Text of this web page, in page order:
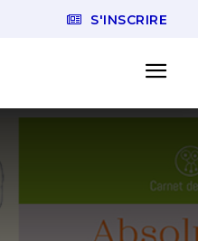
S'INSCRIRE